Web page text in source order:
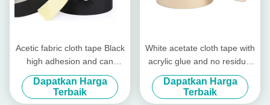
Acetic fabric cloth tape Black
high adhesion and can
temperatures up to 130℃
Dapatkan Harga
Terbaik
White acetate cloth tape with
acrylic glue and no residual
glue, High-temperature
insulating tape
Dapatkan Harga
Terbaik